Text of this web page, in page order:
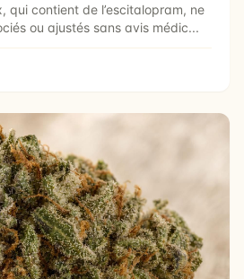
qui contient de l’escitalopram, ne
ou ajustés sans avis médic...